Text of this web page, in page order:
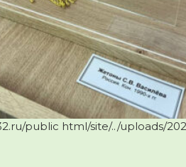
public html/site/../uploads/